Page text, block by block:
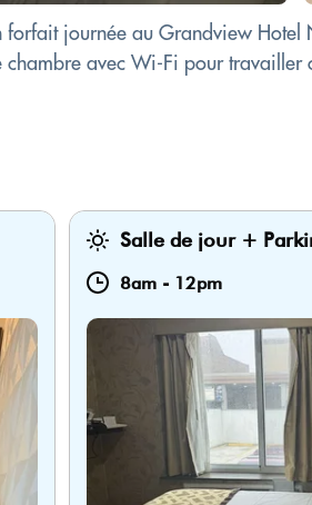
journée au Grandview
chambre avec Wi-Fi pour
Salle de jour +
8am - 12pm